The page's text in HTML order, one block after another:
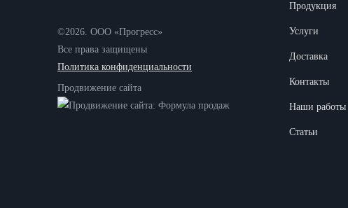
©2026. ООО «Прогресс»
Все права защищены
Политика конфиденциальности
Продвижение сайта
Продукция
Услуги
Доставка
Контакты
Наши работы
Статьи